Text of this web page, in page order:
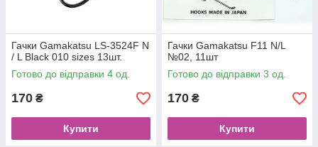
Гачки Gamakatsu LS-3524F N
/ L Black 010 sizes 13шт.
Готово до відправки 4 од.
170 ₴
Купити
Гачки Gamakatsu F11 N/L
№02, 11шт
Готово до відправки 3 од.
170 ₴
Купити